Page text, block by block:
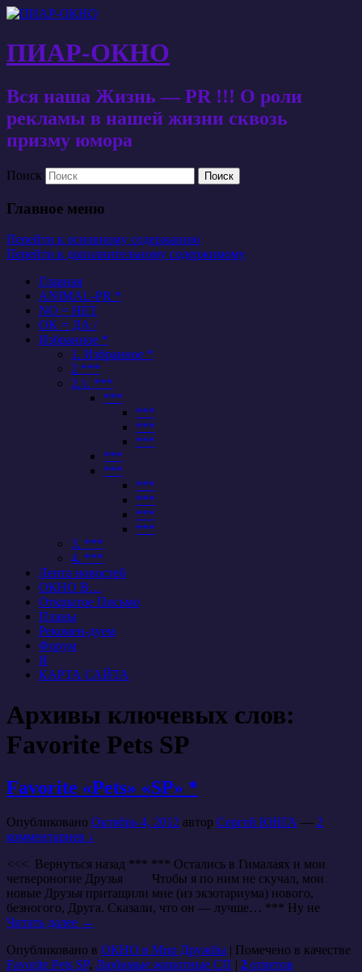
ПИАР-ОКНО
Вся наша Жизнь — PR !!! О роли
рекламы в нашей жизни сквозь
призму юмора
Поиск
Главное меню
Перейти к основному содержанию
Перейти к дополнительному содержимому
Главная
ANIMAL-PR *
NO = НЕТ
OK = ДА /
Избранное *
1. Избранное *
2 ***
2.1. ***
***
***
***
***
***
***
***
***
***
***
3. ***
4. ***
Лента новостей
ОКНО В…
Открытое Письмо
Планы
Рекомен-дуем
Форум
Я
КАРТА САЙТА
Архивы ключевых слов:
Favorite Pets SP
Favorite «Pets» «SP» *
Опубликовано Октябрь 4, 2012 автор Сергей ЮНГА — 2
комментариев ↓
<<< Вернуться назад *** *** Остались в Гималаях и мои
четвероногие Друзья Чтобы я по ним не скучал, мои
новые Друзья притащили мне (из экзотариума) нового,
безногого, Друга. Сказали, что он — лучше… *** Ну не
Читать далее →
Опубликовано в ОКНО в Мир Дружбы | Помечено в качестве
Favorite Pets SP, Любимые животные СП | 2 ответов